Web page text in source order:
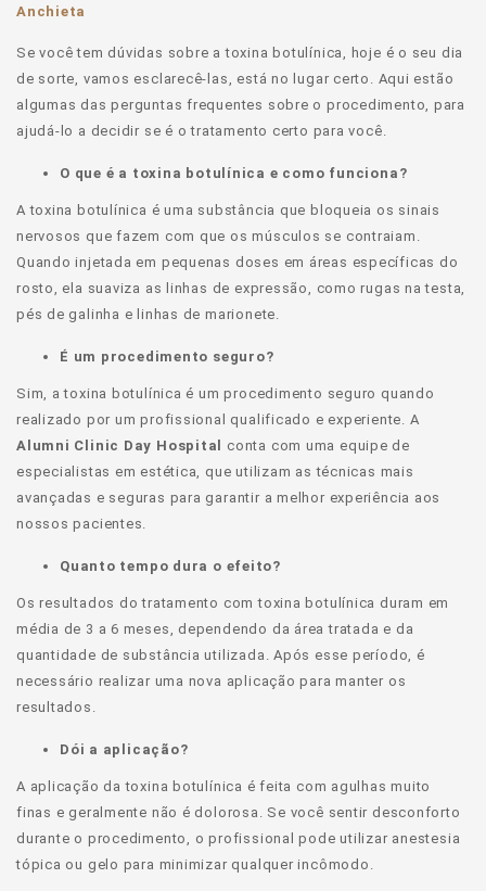
Anchieta
Se você tem dúvidas sobre a toxina botulínica, hoje é o seu dia
de sorte, vamos esclarecê-las, está no lugar certo. Aqui estão
algumas das perguntas frequentes sobre o procedimento, para
ajudá-lo a decidir se é o tratamento certo para você.
O que é a toxina botulínica e como funciona?
A toxina botulínica é uma substância que bloqueia os sinais
nervosos que fazem com que os músculos se contraiam.
Quando injetada em pequenas doses em áreas específicas do
rosto, ela suaviza as linhas de expressão, como rugas na testa,
pés de galinha e linhas de marionete.
É um procedimento seguro?
Sim, a toxina botulínica é um procedimento seguro quando
realizado por um profissional qualificado e experiente. A
Alumni Clinic Day Hospital
conta com uma equipe de
especialistas em estética, que utilizam as técnicas mais
avançadas e seguras para garantir a melhor experiência aos
nossos pacientes.
Quanto tempo dura o efeito?
Os resultados do tratamento com toxina botulínica duram em
média de 3 a 6 meses, dependendo da área tratada e da
quantidade de substância utilizada. Após esse período, é
necessário realizar uma nova aplicação para manter os
resultados.
Dói a aplicação?
A aplicação da toxina botulínica é feita com agulhas muito
finas e geralmente não é dolorosa. Se você sentir desconforto
durante o procedimento, o profissional pode utilizar anestesia
tópica ou gelo para minimizar qualquer incômodo.